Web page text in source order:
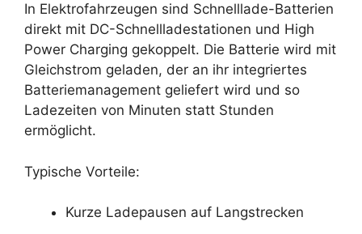
In Elektrofahrzeugen sind Schnelllade-Batterien
direkt mit DC-Schnellladestationen und High
Power Charging gekoppelt. Die Batterie wird mit
Gleichstrom geladen, der an ihr integriertes
Batteriemanagement geliefert wird und so
Ladezeiten von Minuten statt Stunden
ermöglicht.
Typische Vorteile:
Kurze Ladepausen auf Langstrecken